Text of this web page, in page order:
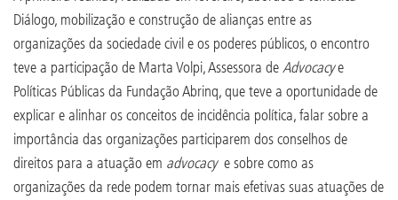
Diálogo, mobilização e construção de alianças entre as
organizações da sociedade civil e os poderes públicos, o encontro
teve a participação de Marta Volpi, Assessora deAdvocacye
Políticas Públicas da Fundação Abrinq, que teve a oportunidade de
explicar e alinhar os conceitos de incidência política, falar sobre a
importância das organizações participarem dos conselhos de
direitos para a atuação em advocacye sobre como as
organizações da rede podem tornar mais efetivas suas atuações de